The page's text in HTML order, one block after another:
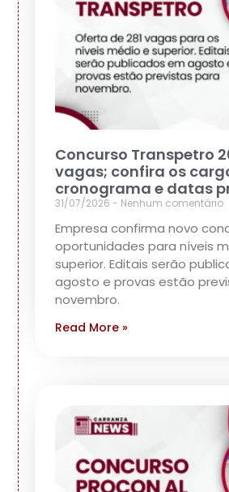
Concurso Transpetro
vagas; confira os
cronograma e datas
31/07/2026 Nenhum comentário
Empresa confirma novo
oportunidades para níveis
superior. Editais serão
agosto e provas estão
novembro.
Read More »